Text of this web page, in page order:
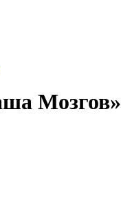
Мозгов»